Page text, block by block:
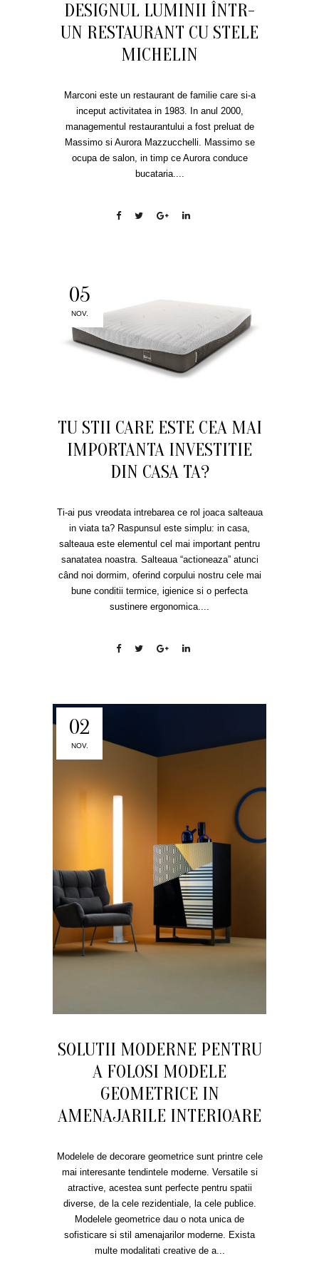
DESIGNUL LUMINII ÎNTR-
UN RESTAURANT CU STELE
MICHELIN
Marconi este un restaurant de familie care si-a
inceput activitatea in 1983. In anul 2000,
managementul restaurantului a fost preluat de
Massimo si Aurora Mazzucchelli. Massimo se
ocupa de salon, in timp ce Aurora conduce
bucataria....
05
NOV.
TU STII CARE ESTE CEA MAI
IMPORTANTA INVESTITIE
DIN CASA TA?
Ti-ai pus vreodata intrebarea ce rol joaca salteaua
in viata ta? Raspunsul este simplu: in casa,
salteaua este elementul cel mai important pentru
sanatatea noastra. Salteaua “actioneaza” atunci
când noi dormim, oferind corpului nostru cele mai
bune conditii termice, igienice si o perfecta
sustinere ergonomica....
02
NOV.
SOLUTII MODERNE PENTRU
A FOLOSI MODELE
GEOMETRICE IN
AMENAJARILE INTERIOARE
Modelele de decorare geometrice sunt printre cele
mai interesante tendintele moderne. Versatile si
atractive, acestea sunt perfecte pentru spatii
diverse, de la cele rezidentiale, la cele publice.
Modelele geometrice dau o nota unica de
sofisticare si stil amenajarilor moderne. Exista
multe modalitati creative de a...